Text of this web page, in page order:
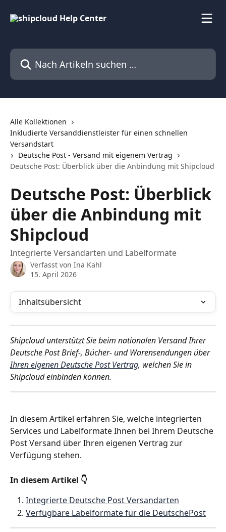
Nach Artikeln suchen …
Alle Kollektionen
Inkludierte Versanddienstleister für einen schnellen
Versandstart
Deutsche Post - Versand mit eigenem Vertrag
Deutsche Post: Überblick über die Anbindung mit Shipcloud
Deutsche Post: Überblick
über die Anbindung mit
Shipcloud
Integrierte Versandarten und Labelformate
Verfasst von Ina Kahl
15. April 2026
Inhaltsübersicht
Shipcloud unterstützt Sie beim nationalen Versand Ihrer
Deutsche Post Brief-, Bücher- und Warensendungen über
Ihren eigenen Deutsche Post Vertrag, welchen Sie in
Shipcloud einbinden können.
In diesem Artikel erfahren Sie, welche integrierten
Services und Labelformate Ihnen bei Ihrem Deutsche
Post Versand über Ihren eigenen Vertrag zur
Verfügung stehen.
In diesem Artikel 👇
Integrierte Deutsche Post Versandarten
Verfügbare Labelformate für die DeutschePost